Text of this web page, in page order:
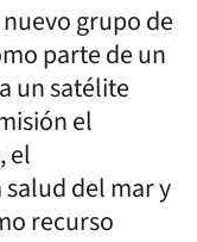
grupo de
parte de un
un satélite
el
el
del mar y
recurso